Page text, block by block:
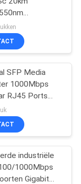
131
van
bidi
SFP Media
1000Mbps
RJ45 Ports
Media
DC24V
industriële
1000Mbps
Gigabit